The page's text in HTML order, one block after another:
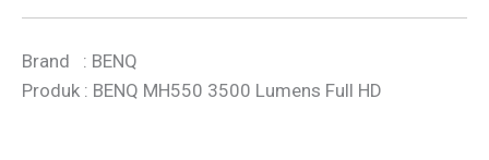
Brand : BENQ
Produk : BENQ MH550 3500 Lumens Full HD